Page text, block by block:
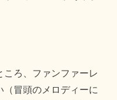
ろ、ファンファーレ
（冒頭のメロディーに